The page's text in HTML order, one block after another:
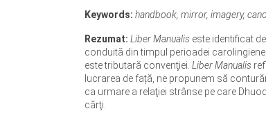
Keywords: handbook, mirror, imagery,
Rezumat: Liber Manualis este identificat
conduită din timpul perioadei
este tributară convenţiei. Liber Manualis
lucrarea de față, ne propunem să
ca urmare a relaţiei strânse pe care
cărţi.